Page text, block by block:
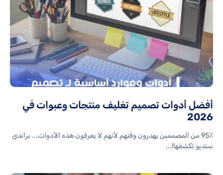
أفضل أدوات تصميم تغليف منتجات وعبوات في
2026
95٪ من المصممين يهدرون وقتهم لأنهم لا يعرفون هذه الأدوات... براندي
ستديو تكشفها!...